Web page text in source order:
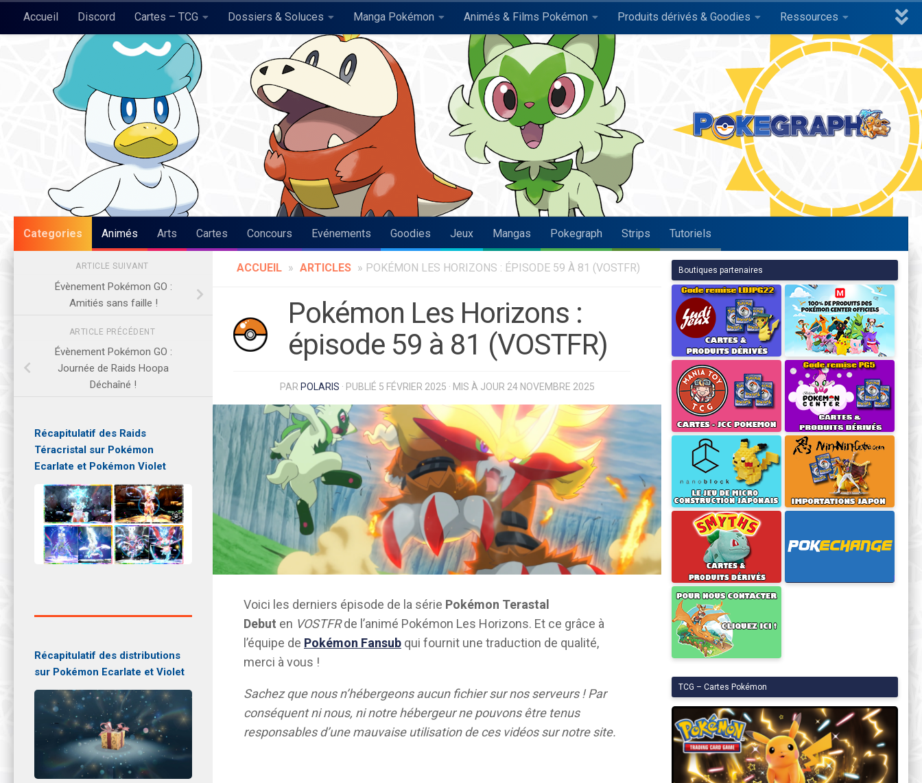
Skip to content
Accueil Discord Cartes – TCG Dossiers & Soluces Manga Pokémon Animés & Films Pokémon Produits dérivés & Goodies Ressources
Pokégraph
Categories Animés Arts Cartes Concours Evénements Goodies Jeux Mangas Pokegraph Strips Tutoriels
ACCUEIL » ARTICLES » POKÉMON LES HORIZONS : ÉPISODE 59 À 81 (VOSTFR)
Pokémon Les Horizons :
épisode 59 à 81 (VOSTFR)
PAR POLARIS · PUBLIÉ 5 FÉVRIER 2025 · MIS À JOUR 24 NOVEMBRE 2025
Voici les derniers épisode de la série Pokémon Terastal
Debut en VOSTFRde l’animé Pokémon Les Horizons. Et ce grâce à
l’équipe de Pokémon Fansub qui fournit une traduction de qualité,
merci à vous !
Sachez que nous n’hébergeons aucun fichier sur nos serveurs ! Par
conséquent ni nous, ni notre hébergeur ne pouvons être tenus
responsables d’une mauvaise utilisation de ces vidéos sur notre site.
ARTICLE SUIVANT
Évènement Pokémon GO :
Amitiés sans faille !
ARTICLE PRÉCÉDENT
Évènement Pokémon GO :
Journée de Raids Hoopa
Déchaîné !
Récapitulatif des Raids
Téracristal sur Pokémon
Ecarlate et Pokémon Violet
Récapitulatif des distributions
sur Pokémon Ecarlate et Violet
Boutiques partenaires
TCG – Cartes Pokémon